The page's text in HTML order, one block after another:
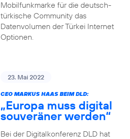
Mobilfunkmarke für die deutsch-
türkische Community das
Datenvolumen der Türkei Internet
Optionen.
23. Mai 2022
CEO MARKUS HAAS BEIM DLD:
„Europa muss digital
souveräner werden“
Bei der Digitalkonferenz DLD hat